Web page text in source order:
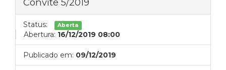
Status: Aberta
Abertura: 16/12/2019 08:00
Publicado em: 09/12/2019